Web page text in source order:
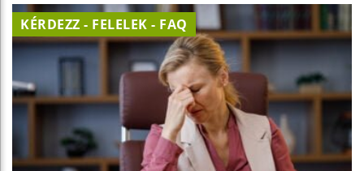
KÉRDEZZ - FELELEK - FAQ